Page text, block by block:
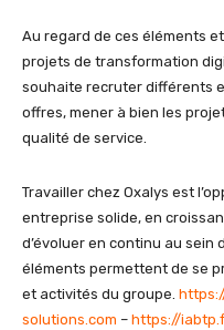
Au regard de ces éléments
projets de transformation
souhaite recruter différents
offres, mener à bien les
qualité de service.
Travailler chez Oxalys est
entreprise solide, en
d’évoluer en continu au
éléments permettent de se
et activités du groupe.
solutions.com – https://